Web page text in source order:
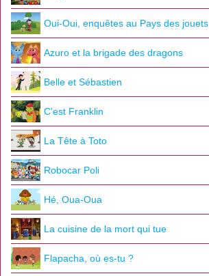
Oui-Oui, enquêtes au Pays des jouets
Azuro et la brigade des dragons
Belle et Sébastien
C'est Franklin
La Tête à Toto
Robocar Poli
Hé, Oua-Oua
La cuisine de la mort qui tue
Flapacha, où es-tu ?